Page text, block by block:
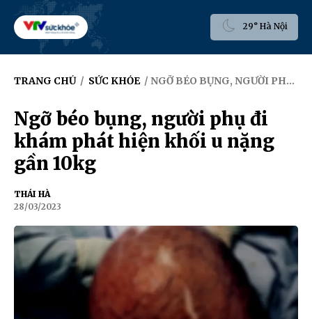
29° Hà Nội
TRANG CHỦ / SỨC KHỎE / NGỠ BÉO BỤNG, NGƯỜI PHỤ ĐI KHÁM PHÁT HIỆN KHỐI U NẶNG GẦN 10KG
Ngỡ béo bụng, người phụ đi
khám phát hiện khối u nặng
gần 10kg
THÁI HÀ
28/03/2023